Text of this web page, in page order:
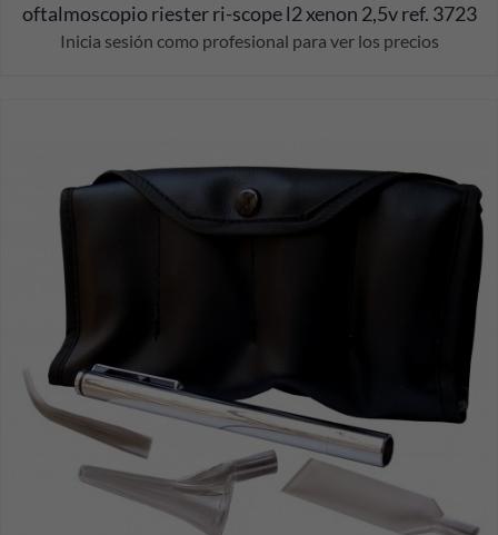
oftalmoscopio riester ri-scope l2 xenon 2,5v ref. 3723
Inicia sesión como profesional para ver los precios